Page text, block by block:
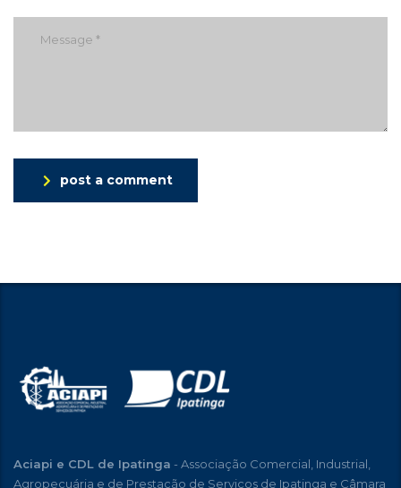
post a comment
Aciapi e CDL de Ipatinga - Associação Comercial, Industrial,
Agropecuária e de Prestação de Serviços de Ipatinga e Câmara